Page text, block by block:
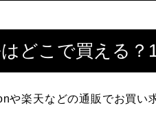
どこで買える？
や楽天などの通販でお買い